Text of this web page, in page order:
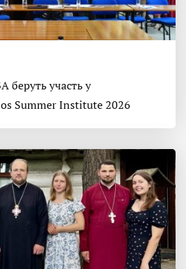
беруть участь у
Summer Institute 2026